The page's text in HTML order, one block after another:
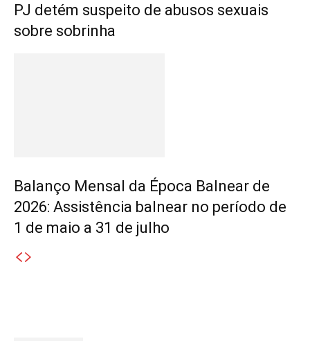
PJ detém suspeito de abusos sexuais
sobre sobrinha
Balanço Mensal da Época Balnear de
2026: Assistência balnear no período de
1 de maio a 31 de julho